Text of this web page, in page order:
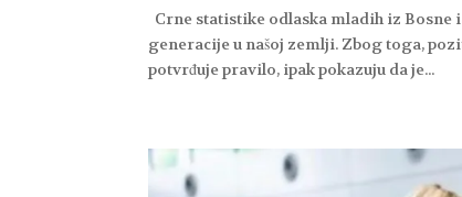
Crne statistike odlaska mladih iz
generacije u našoj zemlji. Zbog toga,
potvrđuje pravilo, ipak pokazuju da je...